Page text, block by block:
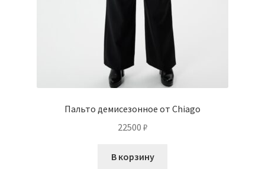
Пальто демисезонное от Chiago
22500 ₽
В корзину